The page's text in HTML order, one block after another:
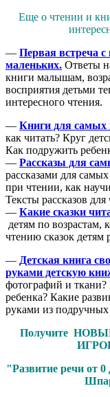
Еще о чтении и
— Первая встреча
маленьких. Ответы
книги малышам,
восприятия детьми
интересного чтения.
— Книги для самых
как читать? Круг
Как подружить
— Рассказы для
рассказами для
при чтении, как
Тексты рассказов
— Какие сказки
детям по возрастам,
чтению сказок детям
— Детская книга
руками детскую
фотографий и ткани?
ребенка? Какие
руками из подручных
Получите
"Развитие речи от 0